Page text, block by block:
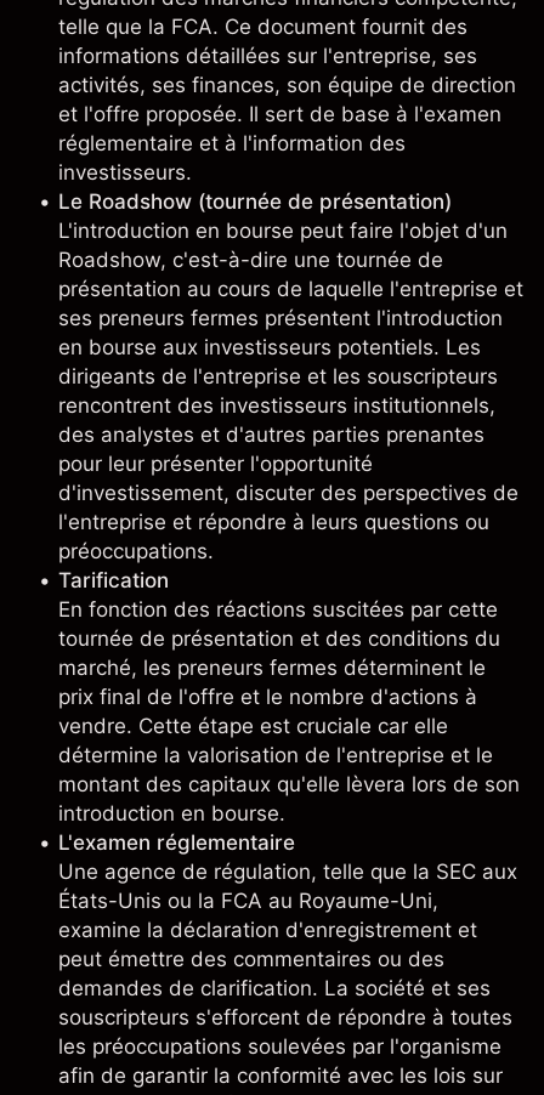
telle que la FCA. Ce document fournit des
informations détaillées sur l'entreprise, ses
activités, ses finances, son équipe de direction
et l'offre proposée. Il sert de base à l'examen
réglementaire et à l'information des
investisseurs.
Le Roadshow (tournée de présentation)
L'introduction en bourse peut faire l'objet d'un
Roadshow, c'est-à-dire une tournée de
présentation au cours de laquelle l'entreprise et
ses preneurs fermes présentent l'introduction
en bourse aux investisseurs potentiels. Les
dirigeants de l'entreprise et les souscripteurs
rencontrent des investisseurs institutionnels,
des analystes et d'autres parties prenantes
pour leur présenter l'opportunité
d'investissement, discuter des perspectives de
l'entreprise et répondre à leurs questions ou
préoccupations.
Tarification
En fonction des réactions suscitées par cette
tournée de présentation et des conditions du
marché, les preneurs fermes déterminent le
prix final de l'offre et le nombre d'actions à
vendre. Cette étape est cruciale car elle
détermine la valorisation de l'entreprise et le
montant des capitaux qu'elle lèvera lors de son
introduction en bourse.
L'examen réglementaire
Une agence de régulation, telle que la SEC aux
États-Unis ou la FCA au Royaume-Uni,
examine la déclaration d'enregistrement et
peut émettre des commentaires ou des
demandes de clarification. La société et ses
souscripteurs s'efforcent de répondre à toutes
les préoccupations soulevées par l'organisme
afin de garantir la conformité avec les lois sur